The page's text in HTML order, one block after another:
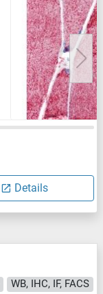
Details
WB, IHC, IF, FACS